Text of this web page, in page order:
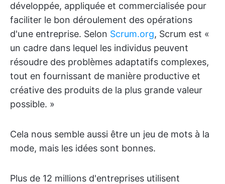
développée, appliquée et commercialisée pour
faciliter le bon déroulement des opérations
d'une entreprise. Selon Scrum.org, Scrum est «
un cadre dans lequel les individus peuvent
résoudre des problèmes adaptatifs complexes,
tout en fournissant de manière productive et
créative des produits de la plus grande valeur
possible. »
Cela nous semble aussi être un jeu de mots à la
mode, mais les idées sont bonnes.
Plus de 12 millions d'entreprises utilisent